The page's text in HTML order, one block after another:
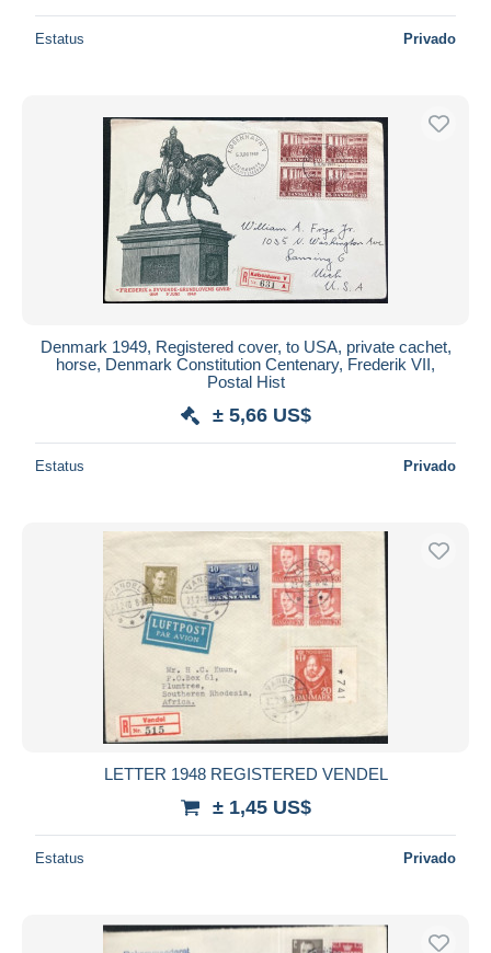
Estatus Privado
Denmark 1949, Registered cover, to USA, private cachet,
horse, Denmark Constitution Centenary, Frederik VII,
Postal Hist
± 5,66 US$
Estatus Privado
LETTER 1948 REGISTERED VENDEL
± 1,45 US$
Estatus Privado